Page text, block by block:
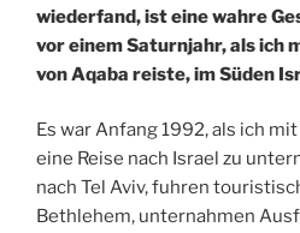
wiederfand, ist eine wahre
vor einem Saturnjahr, als ich
von Aqaba reiste, im Süden
Es war Anfang 1992, als ich
eine Reise nach Israel zu
nach Tel Aviv, fuhren
Bethlehem, unternahmen